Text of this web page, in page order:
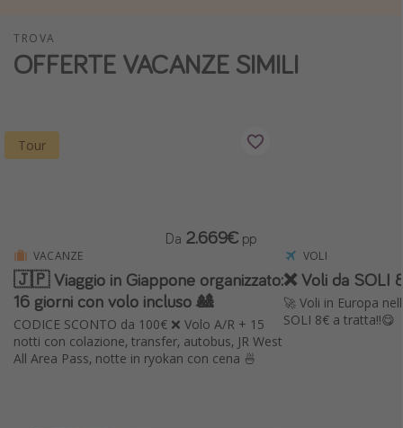
Vacanze al mare
Viaggi per single
Travel magazine
TROVA
OFFERTE VACANZE SIMILI
Tour
VACANZE
🇯🇵 Viaggio in Giappone organizzato:
16 giorni con volo incluso 🎎
CODICE SCONTO da 100€ ❌ Volo A/R + 15
notti con colazione, transfer, autobus, JR West
All Area Pass, notte in ryokan con cena 🍜
Da 2.669€ pp
VOLI
❌ Voli da SOLI
🚀 Voli in Europa
SOLI 8€ a tratta!!😋